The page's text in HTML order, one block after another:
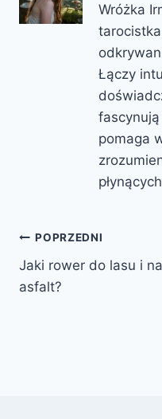
Wróżka
Łączy
pomaga
Nawigacja
wpisu
POPRZEDNI
Jaki rower do lasu i na
asfalt?